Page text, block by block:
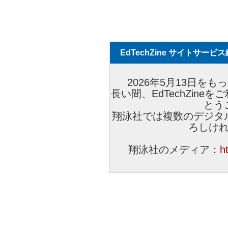
EdTechZine サイトサービス
2026年5月13日をも
長い間、EdTechZineを
とう
翔泳社では複数のデジ
ろしけ
翔泳社のメディア：